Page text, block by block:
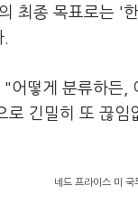
최종 목표로는
어떻게 분류하든,
로 긴밀히 또 끊임
네드 프라이스 미